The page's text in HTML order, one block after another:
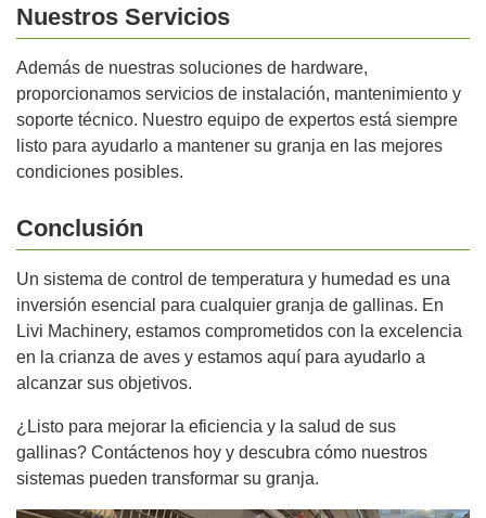
Nuestros Servicios
Además de nuestras soluciones de hardware,
proporcionamos servicios de instalación, mantenimiento y
soporte técnico. Nuestro equipo de expertos está siempre
listo para ayudarlo a mantener su granja en las mejores
condiciones posibles.
Conclusión
Un sistema de control de temperatura y humedad es una
inversión esencial para cualquier granja de gallinas. En
Livi Machinery, estamos comprometidos con la excelencia
en la crianza de aves y estamos aquí para ayudarlo a
alcanzar sus objetivos.
¿Listo para mejorar la eficiencia y la salud de sus
gallinas? Contáctenos hoy y descubra cómo nuestros
sistemas pueden transformar su granja.